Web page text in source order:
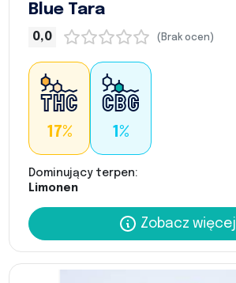
Blue Tara
0,0 (Brak ocen)
17% 1%
Dominujący terpen:
Limonen
Zobacz więcej